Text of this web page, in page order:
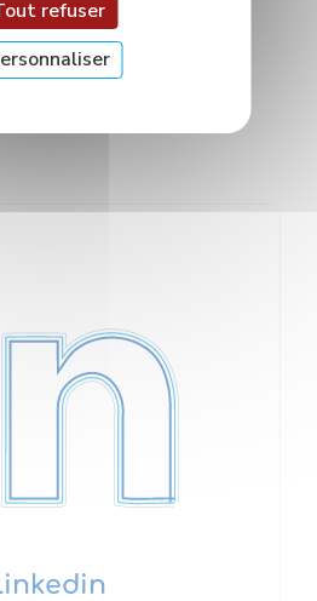
nous !
refuser